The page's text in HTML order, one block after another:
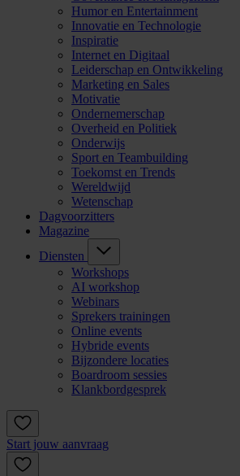
Humor en Entertainment
Innovatie en Technologie
Inspiratie
Internet en Digitaal
Leiderschap en Ontwikkeling
Marketing en Sales
Motivatie
Ondernemerschap
Overheid en Politiek
Onderwijs
Sport en Teambuilding
Toekomst en Trends
Wereldwijd
Wetenschap
Dagvoorzitters
Magazine
Diensten
Workshops
AI workshop
Webinars
Sprekers trainingen
Online events
Hybride events
Bijzondere locaties
Boardroom sessies
Klankbordgesprek
Start jouw aanvraag